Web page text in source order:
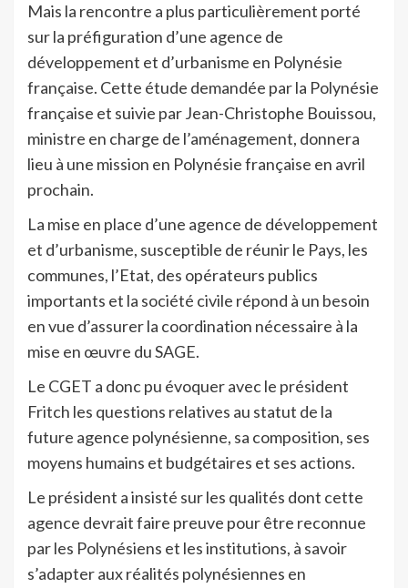
Mais la rencontre a plus particulièrement porté
sur la préfiguration d’une agence de
développement et d’urbanisme en Polynésie
française. Cette étude demandée par la Polynésie
française et suivie par Jean-Christophe Bouissou,
ministre en charge de l’aménagement, donnera
lieu à une mission en Polynésie française en avril
prochain.
La mise en place d’une agence de développement
et d’urbanisme, susceptible de réunir le Pays, les
communes, l’Etat, des opérateurs publics
importants et la société civile répond à un besoin
en vue d’assurer la coordination nécessaire à la
mise en œuvre du SAGE.
Le CGET a donc pu évoquer avec le président
Fritch les questions relatives au statut de la
future agence polynésienne, sa composition, ses
moyens humains et budgétaires et ses actions.
Le président a insisté sur les qualités dont cette
agence devrait faire preuve pour être reconnue
par les Polynésiens et les institutions, à savoir
s’adapter aux réalités polynésiennes en